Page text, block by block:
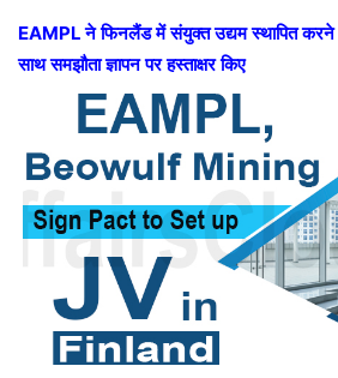
EAMPLने फिनलैंड में संयुक्त उद्यम स्थापित करने
साथ समझौता ज्ञापन पर हस्ताक्षर किए